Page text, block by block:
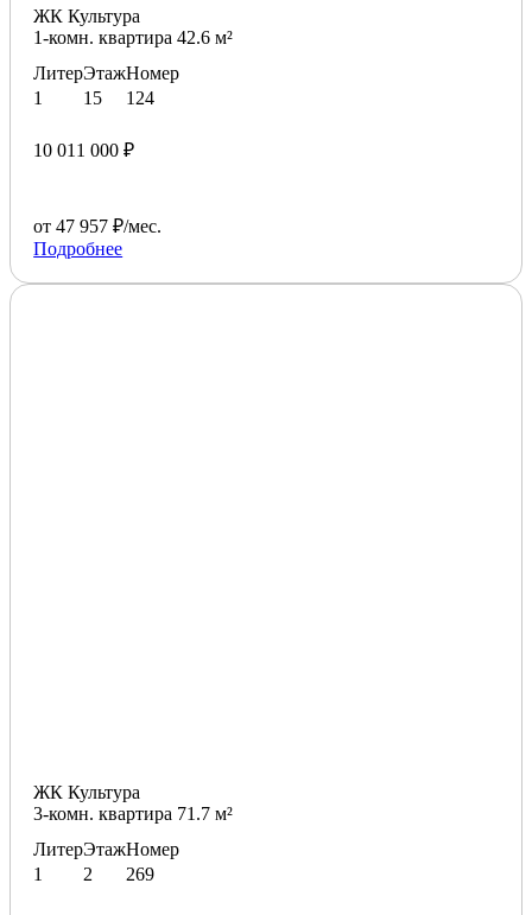
ЖК Культура
1-комн. квартира 42.6 м²
Литер
1
Этаж
15
Номер
124
10 011 000 ₽
от 47 957 ₽/мес.
Подробнее
ЖК Культура
3-комн. квартира 71.7 м²
Литер
1
Этаж
2
Номер
269